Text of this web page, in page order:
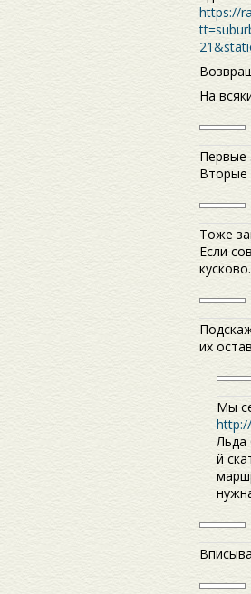
https://
На
Первые
Вторые
Тоже
Если
кусково.
их
Мы
Льда
й